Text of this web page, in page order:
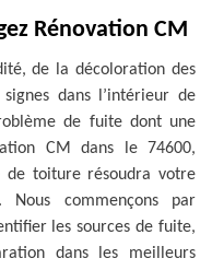
Rénovation CM
de la décoloration des
dans l’intérieur de
de fuite dont une
CM dans le 74600,
de toiture résoudra votre
commençons par
les sources de fuite,
dans les meilleurs